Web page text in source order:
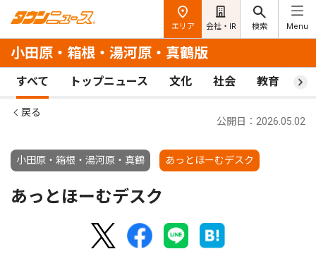
エリア 会社・IR 検索 Menu
小田原・箱根・湯河原・真鶴版
すべて トップニュース 文化 社会 教育 ス
戻る
小田原・箱根・湯河原・真鶴 あっとほーむデスク
公開日：2026.05.02
あっとほーむデスク